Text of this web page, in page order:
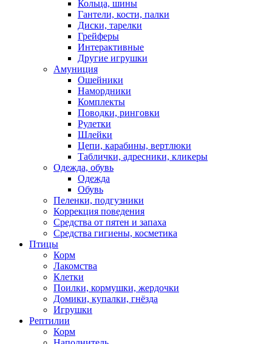
Кольца, шины
Гантели, кости, палки
Диски, тарелки
Грейферы
Интерактивные
Другие игрушки
Амуниция
Ошейники
Намордники
Комплекты
Поводки, ринговки
Рулетки
Шлейки
Цепи, карабины, вертлюки
Таблички, адресники, кликеры
Одежда, обувь
Одежда
Обувь
Пеленки, подгузники
Коррекция поведения
Средства от пятен и запаха
Средства гигиены, косметика
Птицы
Корм
Лакомства
Клетки
Поилки, кормушки, жердочки
Домики, купалки, гнёзда
Игрушки
Рептилии
Корм